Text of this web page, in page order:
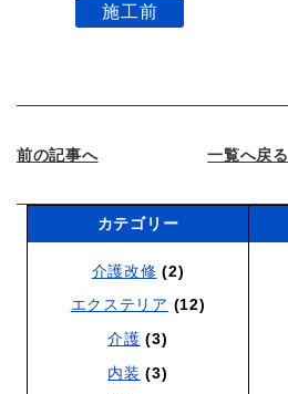
施工前
前の記事へ 一覧へ戻る
カテゴリー
介護改修 (2)
エクステリア (12)
介護 (3)
内装 (3)